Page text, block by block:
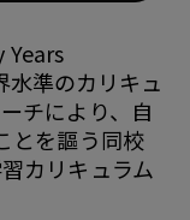
Years
準のカリキュ
チにより、自
とを謳う同校
カリキュラム